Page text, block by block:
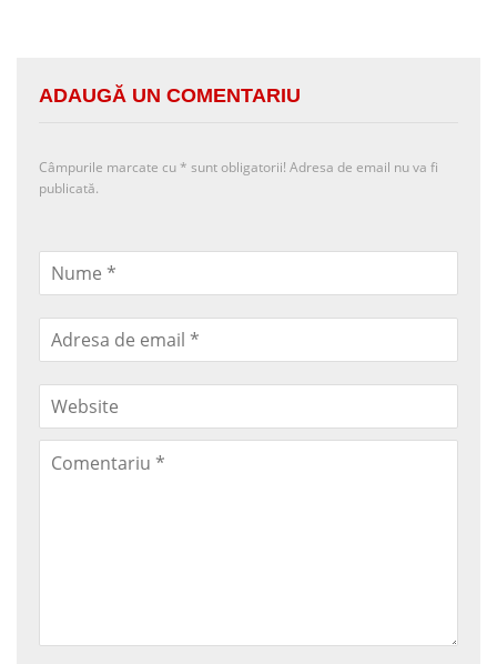
ADAUGĂ UN COMENTARIU
Câmpurile marcate cu * sunt obligatorii! Adresa de email nu va fi
publicată.